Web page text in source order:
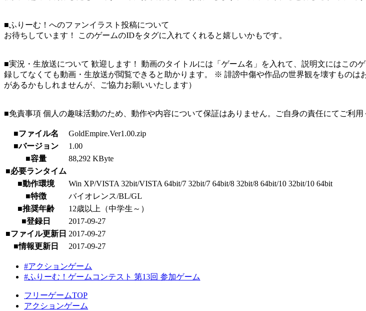
■ふりーむ！へのファンイラスト投稿について
お待ちしています！ このゲームのIDをタグに入れてくれると嬉しいかもです。
■実況・生放送について 歓迎します！ 動画のタイトルには「ゲーム名」を入れて、説明文にはこ
録してなくても動画・生放送が閲覧できると助かります。 ※ 誹謗中傷や作品の世界観を壊すもの
があるかもしれませんが、ご協力お願いいたします）
■免責事項 個人の趣味活動のため、動作や内容について保証はありません。ご自身の責任にてご利用
■ファイル名
GoldEmpire.Ver1.00.zip
■バージョン
1.00
■容量
88,292 KByte
■必要ランタイム
■動作環境
Win XP/VISTA 32bit/VISTA 64bit/7 32bit/7 64bit/8 32bit/8 64bit/10 32bit/10 64bit
■特徴
バイオレンス/BL/GL
■推奨年齢
12歳以上（中学生～）
■登録日
2017-09-27
■ファイル更新日 2017-09-27
■情報更新日
2017-09-27
#アクションゲーム
#ふりーむ！ゲームコンテスト 第13回 参加ゲーム
フリーゲームTOP
アクションゲーム